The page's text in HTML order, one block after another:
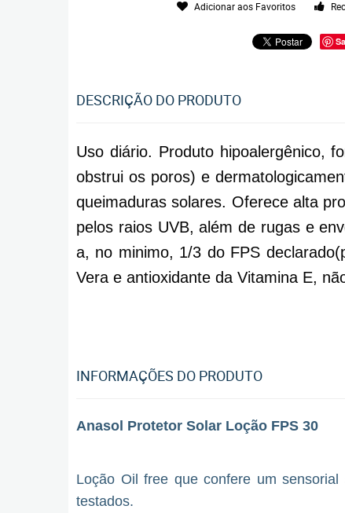
Adicionar aos Favoritos
DESCRIÇÃO DO PRODUTO
Uso diário. Produto hipoalergênico,
obstrui os poros) e
queimaduras solares. Oferece alta
pelos raios UVB, além de rugas e
a, no minimo, 1/3 do FPS
Vera e antioxidante da Vitamina E,
INFORMAÇÕES DO PRODUTO
Anasol Protetor Solar Loção FPS 30
Loção Oil free que confere um
testados.